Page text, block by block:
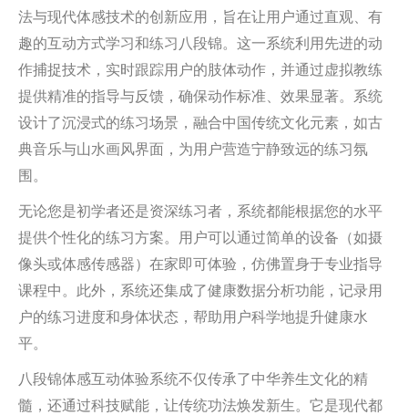
法与现代体感技术的创新应用，旨在让用户通过直观、有
趣的互动方式学习和练习八段锦。这一系统利用先进的动
作捕捉技术，实时跟踪用户的肢体动作，并通过虚拟教练
提供精准的指导与反馈，确保动作标准、效果显著。系统
设计了沉浸式的练习场景，融合中国传统文化元素，如古
典音乐与山水画风界面，为用户营造宁静致远的练习氛
围。
无论您是初学者还是资深练习者，系统都能根据您的水平
提供个性化的练习方案。用户可以通过简单的设备（如摄
像头或体感传感器）在家即可体验，仿佛置身于专业指导
课程中。此外，系统还集成了健康数据分析功能，记录用
户的练习进度和身体状态，帮助用户科学地提升健康水
平。
八段锦体感互动体验系统不仅传承了中华养生文化的精
髓，还通过科技赋能，让传统功法焕发新生。它是现代都